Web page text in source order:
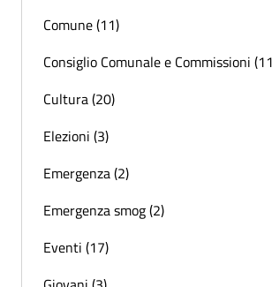
Comune (11)
Consiglio Comunale e Commissioni
Cultura (20)
Elezioni (3)
Emergenza (2)
Emergenza smog (2)
Eventi (17)